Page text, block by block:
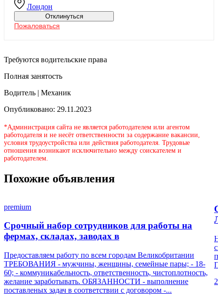
Лондон
Отклинуться
Пожаловаться
Требуются водительские права
Полная занятость
Водитель | Механик
Опубликовано: 29.11.2023
*Администрация сайта не является работодателем или агентом
работодателя и не несёт ответственности за содержание вакансии,
условия трудоустройства или действия работодателя. Трудовые
отношения возникают исключительно между соискателем и
работодателем.
Похожие объявления
premium
Срочный набор сотрудников для работы на
фермах, складах, заводах в
Предоставляем работу по всем городам Великобритании
ТРЕБОВАНИЯ - мужчины, женщины, семейные пары; - 18-
60; - коммуникабельность, ответственность, чистоплотность,
желание заработывать. ОБЯЗАННОСТИ - выполнение
поставленых задач в соответствии с договором -...